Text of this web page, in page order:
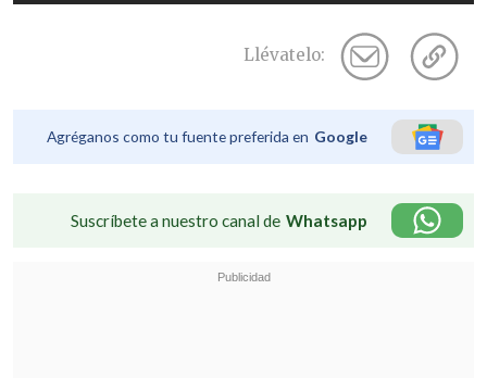
Llévatelo:
Agréganos como tu fuente preferida en Google
Suscríbete a nuestro canal de Whatsapp